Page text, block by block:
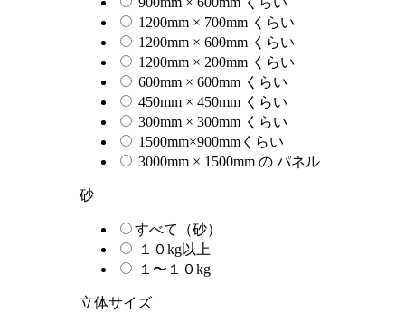
1200mm × 700mm くらい
1200mm × 600mm くらい
1200mm × 200mm くらい
600mm × 600mm くらい
450mm × 450mm くらい
300mm × 300mm くらい
1500mm×900mmくらい
3000mm × 1500mm の パネル
砂
すべて（砂）
１０kg以上
１〜１０kg
立体サイズ